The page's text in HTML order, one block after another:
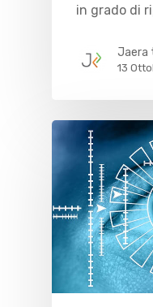
in grado di
Jaera
13